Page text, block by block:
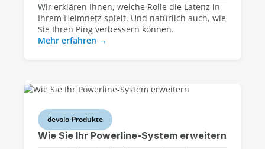
Wir erklären Ihnen, welche Rolle die Latenz in
Ihrem Heimnetz spielt. Und natürlich auch, wie
Sie Ihren Ping verbessern können.
Mehr erfahren
devolo-Produkte
Wie Sie Ihr Powerline-System erweitern